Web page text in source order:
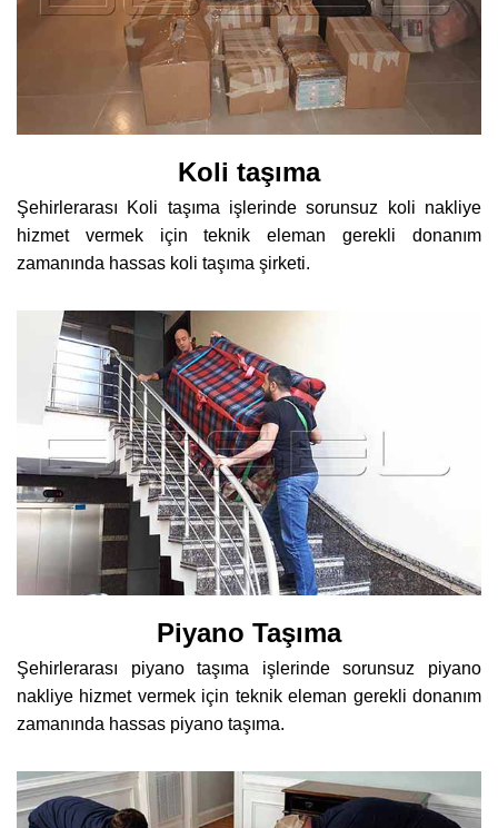
Koli taşıma
Şehirlerarası Koli taşıma işlerinde sorunsuz koli nakliye
hizmet vermek için teknik eleman gerekli donanım
zamanında hassas koli taşıma şirketi.
Piyano Taşıma
Şehirlerarası piyano taşıma işlerinde sorunsuz piyano
nakliye hizmet vermek için teknik eleman gerekli donanım
zamanında hassas piyano taşıma.